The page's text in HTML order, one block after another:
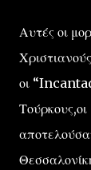
Αυτές οι
οι